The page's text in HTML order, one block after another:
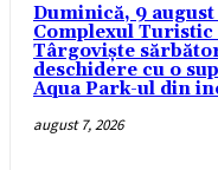
Duminică, 9
Complexul Turistic
Târgoviște
deschidere cu o
Aqua Park-ul din
august 7, 2026